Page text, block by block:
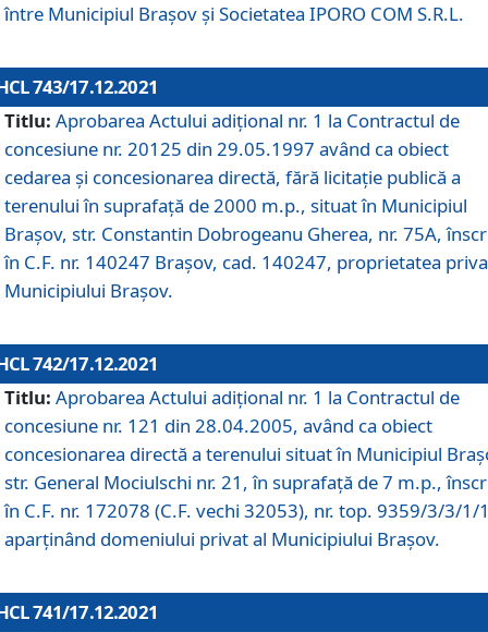
între Municipiul Brașov și Societatea IPORO COM S.R.L.
743/17.12.2021
Titlu: Aprobarea Actului adiţional nr. 1 la Contractul de
concesiune nr. 20125 din 29.05.1997 având ca obiect
cedarea și concesionarea directă, fără licitație publică a
terenului în suprafață de 2000 m.p., situat în Municipiul
Brașov, str. Constantin Dobrogeanu Gherea, nr. 75A,
în C.F. nr. 140247 Brașov, cad. 140247, proprietatea
Municipiului Brașov.
742/17.12.2021
Titlu: Aprobarea Actului adiţional nr. 1 la Contractul de
concesiune nr. 121 din 28.04.2005, având ca obiect
concesionarea directă a terenului situat în Municipiul
str. General Mociulschi nr. 21, în suprafață de 7 m.p.,
în C.F. nr. 172078 (C.F. vechi 32053), nr. top. 9359/3/3/1/
aparținând domeniului privat al Municipiului Brașov.
741/17.12.2021